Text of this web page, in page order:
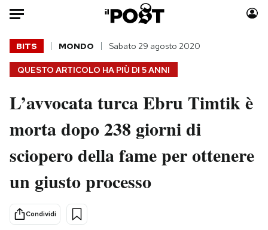
Auto
HOME
Italia
Politica
Tecnologia
Internet
Scienza
Cultura
Economia
Moda
Consumismi
Storie/Idee
Ok Boomer!
QUESTO ARTICOLO HA PIÙ DI 5 ANNI
BITS MONDO Sabato 29 agosto 2020
L’avvocata turca Ebru Timtik è
morta dopo 238 giorni di
sciopero della fame per ottenere
un giusto processo
Condividi